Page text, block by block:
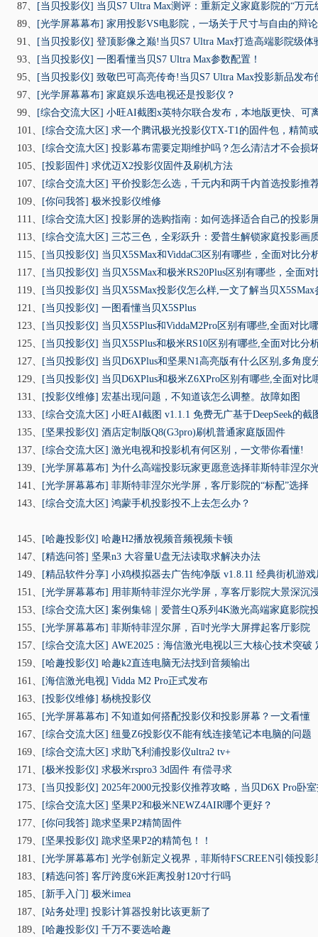
87、
[当贝投影仪] 当贝S7 Ultra Max测评：重新定义家庭影院的“万元
89、
[光学屏幕幕布] 家用投影VS电影院，一场关于尺寸与自由的辩
91、
[当贝投影仪] 登顶影像之巅!当贝S7 Ultra Max打造高端影院级体
93、
[当贝投影仪] 一图看懂当贝S7 Ultra Max参数配置！
95、
[当贝投影仪] 致敬巴可高亮传奇!当贝S7 Ultra Max投影新品发布
97、
[光学屏幕幕布] 家庭娱乐选电视还是投影仪？
99、
[综合交流大区] 小旺AI截图x英特尔联合发布，本地版更快、可
101、
[综合交流大区] 求一个腾讯极光投影仪TX-T1的固件包，精简
103、
[综合交流大区] 投影幕布需要定期维护吗？怎么清洁才不会损
105、
[投影固件] 求优迈X2投影仪固件及刷机方法
107、
[综合交流大区] 平价投影怎么选，千元内和两千内首选投影推
109、
[你问我答] 极米投影仪维修
111、
[综合交流大区] 投影屏的选购指南：如何选择适合自己的投影
113、
[综合交流大区] 三芯三色，全彩跃升：爱普生解锁家庭投影画
115、
[当贝投影仪] 当贝X5SMax和ViddaC3区别有哪些，全面对比分
117、
[当贝投影仪] 当贝X5SMax和极米RS20Plus区别有哪些，全面
119、
[当贝投影仪] 当贝X5SMax投影仪怎么样,一文了解当贝X5SMax
121、
[当贝投影仪] 一图看懂当贝X5SPlus
123、
[当贝投影仪] 当贝X5SPlus和ViddaM2Pro区别有哪些,全面对比
125、
[当贝投影仪] 当贝X5SPlus和极米RS10区别有哪些,全面对比分
127、
[当贝投影仪] 当贝D6XPlus和坚果N1高亮版有什么区别,多角度
129、
[当贝投影仪] 当贝D6XPlus和极米Z6XPro区别有哪些,全面对比
131、
[投影仪维修] 宏基出现问题，不知道该怎么调整。故障如图
133、
[综合交流大区] 小旺AI截图 v1.1.1 免费无广基于DeepSeek的截
135、
[坚果投影仪] 酒店定制版Q8(G3pro)刷机普通家庭版固件
137、
[综合交流大区] 激光电视和投影机有何区别，一文带你看懂!
139、
[光学屏幕幕布] 为什么高端投影玩家更愿意选择菲斯特菲涅尔
141、
[光学屏幕幕布] 菲斯特菲涅尔光学屏，客厅影院的“标配”选择
143、
[综合交流大区] 鸿蒙手机投影投不上去怎么办？
145、 [哈趣投影仪] 哈趣H2播放视频音频视频卡顿
147、
[精选问答] 坚果n3 大容量U盘无法读取求解决办法
149、
[精品软件分享] 小鸡模拟器去广告纯净版 v1.8.11 经典街机游
151、
[光学屏幕幕布] 用菲斯特菲涅尔光学屏，享客厅影院大景深沉
153、
[综合交流大区] 案例集锦｜爱普生Q系列4K激光高端家庭影院
155、
[光学屏幕幕布] 菲斯特菲涅尔屏，百吋光学大屏撑起客厅影院
157、
[综合交流大区] AWE2025：海信激光电视以三大核心技术突破
159、
[哈趣投影仪] 哈趣k2直连电脑无法找到音频输出
161、
[海信激光电视] Vidda M2 Pro正式发布
163、
[投影仪维修] 杨桃投影仪
165、
[光学屏幕幕布] 不知道如何搭配投影仪和投影屏幕？一文看懂
167、
[综合交流大区] 纽曼Z6投影仪不能有线连接笔记本电脑的问题
169、
[综合交流大区] 求助飞利浦投影仪ultra2 tv+
171、
[极米投影仪] 求极米rspro3 3d固件 有偿寻求
173、
[当贝投影仪] 2025年2000元投影仪推荐攻略，当贝D6X Pro卧
175、
[综合交流大区] 坚果P2和极米NEWZ4AIR哪个更好？
177、
[你问我答] 跪求坚果P2精简固件
179、
[坚果投影仪] 跪求坚果P2的精简包！！
181、
[光学屏幕幕布] 光学创新定义视界，菲斯特FSCREEN引领投
183、
[精选问答] 客厅跨度6米距离投射120寸行吗
185、
[新手入门] 极米imea
187、
[站务处理] 投影计算器投射比该更新了
189、
[哈趣投影仪] 千万不要选哈趣